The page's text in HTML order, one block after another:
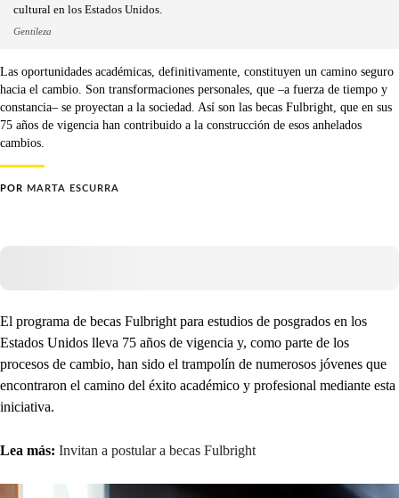
cultural en los Estados Unidos.
Gentileza
Las oportunidades académicas, definitivamente, constituyen un camino seguro
hacia el cambio. Son transformaciones personales, que –a fuerza de tiempo y
constancia– se proyectan a la sociedad. Así son las becas Fulbright, que en sus
75 años de vigencia han contribuido a la construcción de esos anhelados
cambios.
POR MARTA ESCURRA
El programa de becas Fulbright para estudios de posgrados en los
Estados Unidos lleva 75 años de vigencia y, como parte de los
procesos de cambio, han sido el trampolín de numerosos jóvenes que
encontraron el camino del éxito académico y profesional mediante esta
iniciativa.
Lea más: Invitan a postular a becas Fulbright